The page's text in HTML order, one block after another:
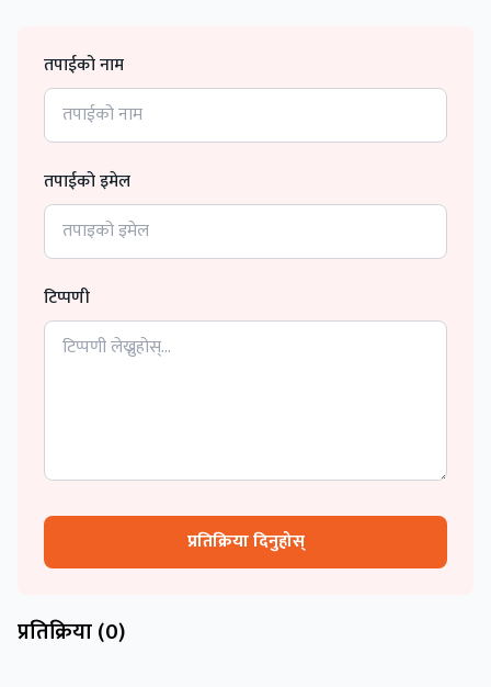
तपाईको नाम
तपाईको इमेल
टिप्पणी
प्रतिक्रिया दिनुहोस्
प्रतिक्रिया (0)